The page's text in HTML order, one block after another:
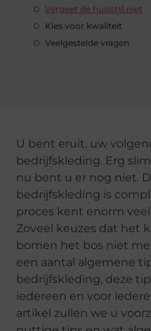
Vergeet de huisstijl niet
Kies voor kwaliteit
Veelgestelde vragen
U bent eruit, uw
bedrijfskleding. Erg
nu bent u er nog niet.
bedrijfskleding is
proces kent enorm
Zoveel keuzes dat het
bomen het bos niet
een aantal algemene
bedrijfskleding, deze
iedereen en voor
artikel zullen we u